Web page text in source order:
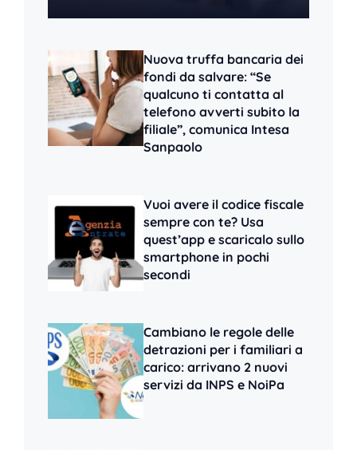
Nuova truffa bancaria dei
fondi da salvare: “Se
qualcuno ti contatta al
telefono avverti subito la
filiale”, comunica Intesa
Sanpaolo
Vuoi avere il codice fiscale
sempre con te? Usa
quest’app e scaricalo sullo
smartphone in pochi
secondi
Cambiano le regole delle
detrazioni per i familiari a
carico: arrivano 2 nuovi
servizi da INPS e NoiPa